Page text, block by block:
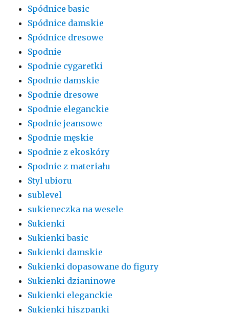
Spódnice basic
Spódnice damskie
Spódnice dresowe
Spodnie
Spodnie cygaretki
Spodnie damskie
Spodnie dresowe
Spodnie eleganckie
Spodnie jeansowe
Spodnie męskie
Spodnie z ekoskóry
Spodnie z materiału
Styl ubioru
sublevel
sukieneczka na wesele
Sukienki
Sukienki basic
Sukienki damskie
Sukienki dopasowane do figury
Sukienki dzianinowe
Sukienki eleganckie
Sukienki hiszpanki